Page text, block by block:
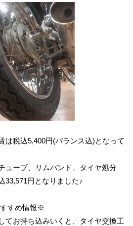
は税込5,400円(バランス込)となって
ューブ、リムバンド、タイヤ処分
33,571円となりました♪
すめ情報※
てお持ち込みいくと、タイヤ交換工